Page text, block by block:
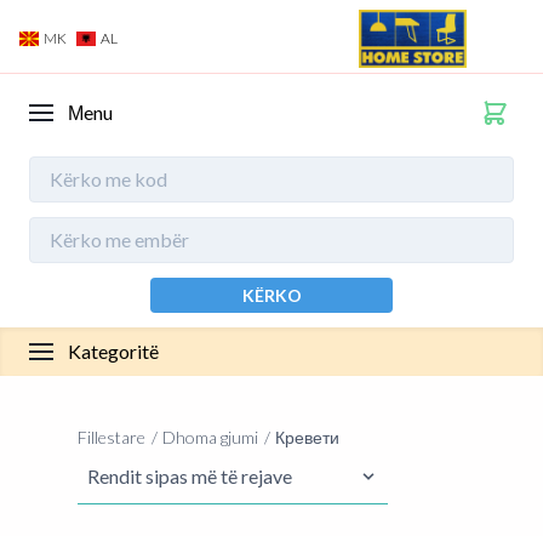
MK AL
Мenu
KËRKO
Kategoritë
Fillestare Dhoma gjumi Кревети